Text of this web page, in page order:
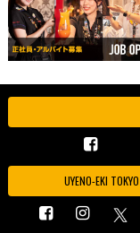
UYENO-EKI TOKYO